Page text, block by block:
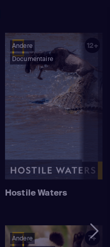
Andere
Documentaire
12+
Hostile Waters
Andere
7+